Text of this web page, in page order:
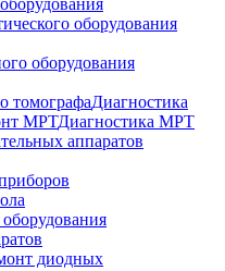
оборудования
оборудования
томографаДиагностика
МРТДиагностика МРТ
аппаратов
диодных